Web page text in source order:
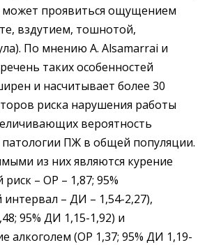
может проявиться ощущением
вздутием, тошнотой,
По мнению А. Alsamarrai и
таких особенностей
и насчитывает более 30
риска нарушения работы
вероятность
ПЖ в общей популяции.
из них являются курение
– ОР – 1,87; 95%
– ДИ – 1,54-2,27),
95% ДИ 1,15-1,92) и
алкоголем (ОР 1,37; 95% ДИ 1,19-